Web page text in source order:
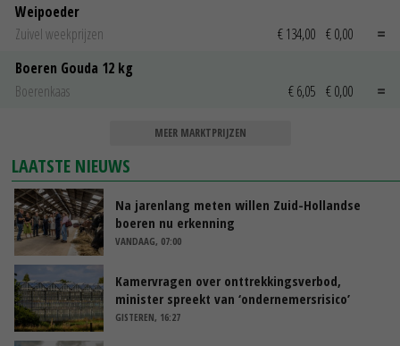
Weipoeder
Zuivel weekprijzen
€ 134,00 € 0,00
Boeren Gouda 12 kg
Boerenkaas
€ 6,05 € 0,00
MEER MARKTPRIJZEN
LAATSTE NIEUWS
Na jarenlang meten willen Zuid-Hollandse
boeren nu erkenning
VANDAAG, 07:00
Kamervragen over onttrekkingsverbod,
minister spreekt van ‘ondernemersrisico’
GISTEREN, 16:27